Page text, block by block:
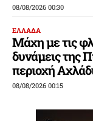
08/08/2026 00:30
ΕΛΛΑΔΑ
Μάχη με τις
δυνάμεις της
περιοχή
08/08/2026 00:15